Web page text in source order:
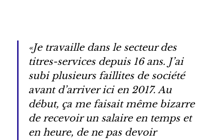
«Je travaille dans le secteur des
titres-services depuis 16 ans. J’ai
subi plusieurs faillites de société
avant d’arriver ici en 2017. Au
début, ça me faisait même bizarre
de recevoir un salaire en temps et
en heure, de ne pas devoir